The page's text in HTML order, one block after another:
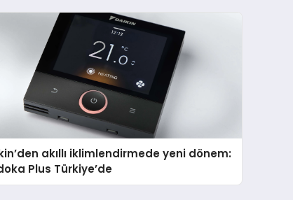
akıllı iklimlendirmede yeni dönem:
Plus Türkiye’de